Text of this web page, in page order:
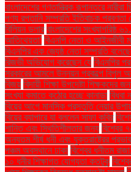
বাংলাদেশের গণতান্ত্রিক রূপান্তরে
পণ্য রপ্তানি সম্প্রতি ইতিবাচক প্রবণতা
বিলিয়ন ডলার বাংলাদেশের সংখ্যাগরিষ্ঠ
আতিথেয়তা' বিএনপি নেতা ও আইনজীবী
বিএনপির এক জ্যেষ্ঠ নেতা সম্প্রতি
রিজভী অভিযোগ করেছেন যে বিএনপির
সরকারের আমলে উন্নয়ন প্রকল্পে বিপুল
বিজয় বিদায়ী শিক্ষা উপদেষ্টা শিক্ষকদের
সংখ্যা কমাতে কঠোর হচ্ছে কানাডা বিধবা
বিয়ের আগে মানসিক প্রস্তুতি নেয়ার
বিয়ের ব্যাপারে যা বললেন সাফা কবির
শান্তি এবং স্থিতিশীলতার জন্য বিশ্বের
অন্যতম শীর্ষ ধনী এবং যুক্তরাষ্ট্রের
পঞ্চম অবস্থানে ঢাকা বিশ্বের ধনীতম
১০ ধনীর শিক্ষাগত যোগ্যতা কতটুকু